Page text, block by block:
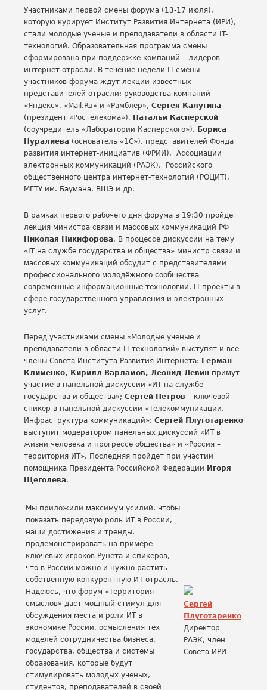
Участниками первой смены форума (13-17 июля),
которую курирует Институт Развития Интернета (ИРИ),
стали молодые ученые и преподаватели в области IT-
технологий. Образовательная программа смены
сформирована при поддержке компаний – лидеров
интернет-отрасли. В течение недели IT-смены
участников форума ждут лекции известных
представителей отрасли: руководства компаний
«Яндекс», «Mail.Ru» и «Рамблер», Сергея Калугина
(президент «Ростелекома»), Натальи Касперской
(соучредитель «Лаборатории Касперского»), Бориса
Нуралиева (основатель «1С»), представителей Фонда
развития интернет-инициатив (ФРИИ), Ассоциации
электронных коммуникаций (РАЭК), Российского
общественного центра интернет-технологий (РОЦИТ),
МГТУ им. Баумана, ВШЭ и др.
В рамках первого рабочего дня форума в 19:30 пройдет
лекция министра связи и массовых коммуникаций РФ
Николая Никифорова. В процессе дискуссии на тему
«IT на службе государства и общества» министр связи и
массовых коммуникаций обсудит с представителями
профессионального молодёжного сообщества
современные информационные технологии, IT-проекты в
сфере государственного управления и электронных
услуг.
Перед участниками смены «Молодые ученые и
преподаватели в области IT-технологий» выступят и все
члены Совета Института Развития Интернета: Герман
Клименко, Кирилл Варламов, Леонид Левин примут
участие в панельной дискуссии «ИТ на службе
государства и общества»; Сергей Петров – ключевой
спикер в панельной дискуссии «Телекоммуникации.
Инфраструктура коммуникаций»; Сергей Плуготаренко
выступит модератором панельных дискуссий «ИТ в
жизни человека и прогрессе общества» и «Россия –
территория ИТ». Последняя пройдет при участии
помощника Президента Российской Федерации Игоря
Щеголева.
Мы приложили максимум усилий, чтобы
показать передовую роль ИТ в России,
наши достижения и тренды,
продемонстрировать на примере
ключевых игроков Рунета и спикеров,
что в России можно и нужно растить
собственную конкурентную ИТ-отрасль.
Надеюсь, что форум «Территория
смыслов» даст мощный стимул для
обсуждения места и роли ИТ в
экономике России, осмысления тех
моделей сотрудничества бизнеса,
государства, общества и системы
образования, которые будут
стимулировать молодых ученых,
студентов, преподавателей в своей
Сергей
Плуготаренко
Директор
РАЭК, член
Совета ИРИ